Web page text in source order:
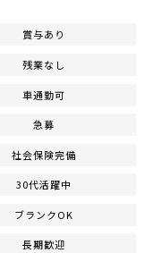
賞与あり
残業なし
車通勤可
急募
社会保険完備
30代活躍中
ブランクOK
長期歓迎